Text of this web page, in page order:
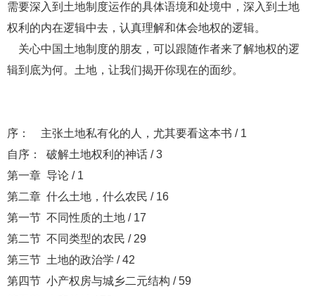
需要深入到土地制度运作的具体语境和处境中，深入到土地
权利的内在逻辑中去，认真理解和体会地权的逻辑。
关心中国土地制度的朋友，可以跟随作者来了解地权的逻
辑到底为何。土地，让我们揭开你现在的面纱。
序： 主张土地私有化的人，尤其要看这本书 / 1
自序： 破解土地权利的神话 / 3
第一章 导论 / 1
第二章 什么土地，什么农民 / 16
第一节 不同性质的土地 / 17
第二节 不同类型的农民 / 29
第三节 土地的政治学 / 42
第四节 小产权房与城乡二元结构 / 59